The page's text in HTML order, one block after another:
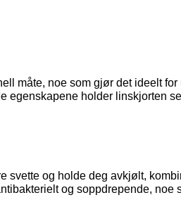
måte, noe som gjør det ideelt
egenskapene holder linskjorten
svette og holde deg avkjølt,
og soppdrepende, noe